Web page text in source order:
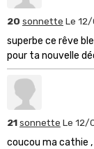
20 sonnette Le
superbe ce rêve
pour ta nouvelle
21sonnette Le 12/
coucou ma cathie